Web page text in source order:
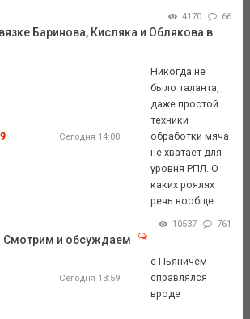
4170 66
Баринова, Кисляка и Облякова в
Сегодня 14:00
Никогда не
было таланта,
даже простой
техники
обработки мяча
не хватает для
уровня РПЛ. О
каких роялях
речь вообще. ...
10537 761
Смотрим и обсуждаем
Сегодня 13:59
c Пьяничем
справлялся
вроде